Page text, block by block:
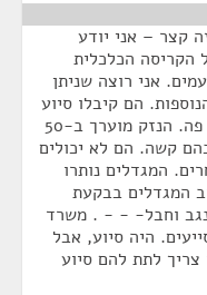
קצר – אני יודע
הקריסה הכלכלית
אני רוצה שניתן
הם קיבלו סיוע
בהיקף של 10 מיליון שקלים שעבר גם פה. הנזק מוערך ב-50
קשה. הם לא יכולים
המגדלים נותרו
המגדלים בבקעת
וחבל- - - . משרד
היה סיוע, אבל
לתת להם סיוע